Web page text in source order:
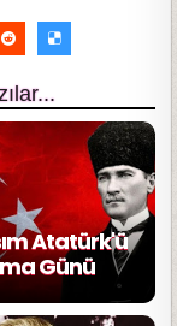
Atatürk'ü
Günü